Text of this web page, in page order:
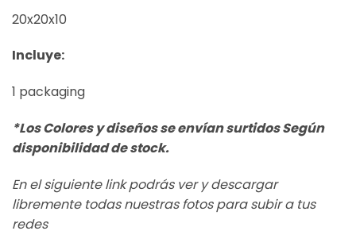
20x20x10
Incluye:
1 packaging
*Los Colores y diseños se envían surtidos Según
disponibilidad de stock.
En el siguiente link podrás ver y descargar
libremente todas nuestras fotos para subir a tus
redes